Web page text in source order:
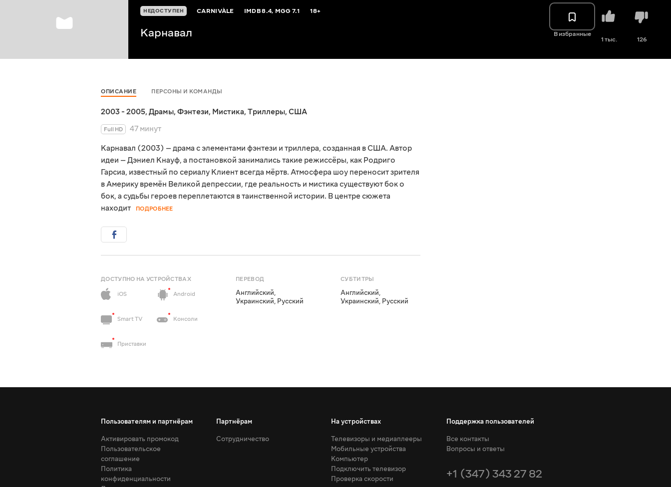
НЕДОСТУПЕН CARNIVÀLE IMDB8.4, MGG7.1 18+
Карнавал В избранные
1 тыс. 126
ОПИСАНИЕ ПЕРСОНЫ И КОМАНДЫ
2003 - 2005, Драмы, Фэнтези, Мистика, Триллеры, США
Full HD
47 минут
Карнавал (2003) — драма с элементами фэнтези и триллера, созданная в США. Автор
идеи — Дэниел Кнауф, а постановкой занимались такие режиссёры, как Родриго
Гарсиа, известный по сериалу Клиент всегда мёртв. Атмосфера шоу переносит зрителя
в Америку времён Великой депрессии, где реальность и мистика существуют бок о
бок, а судьбы героев переплетаются в таинственной истории. В центре сюжета
находит
ПОДРОБНЕЕ
ДОСТУПНО НА УСТРОЙСТВАХ
iOS
Android
Smart TV Консоли
Приставки
ПЕРЕВОД
Английский,
Украинский, Русский
СУБТИТРЫ
Английский,
Украинский, Русский
Пользователям и партнёрам
Активировать промокод
Пользовательское
соглашение
Политика
конфиденциальности
Партнёрам
Сотрудничество
На устройствах
Телевизоры и медиаплееры
Мобильные устройства
Компьютер
Подключить телевизор
Проверка скорости
Поддержка пользователей
Все контакты
Вопросы и ответы
+1 (347) 343 27 82